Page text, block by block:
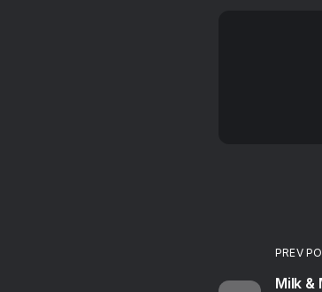
PREV
Milk &